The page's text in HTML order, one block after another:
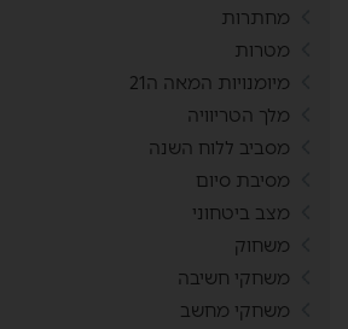
מחתרות
מטרות
מיומנויות המאה ה21
מלך הטריוויה
מסביב ללוח השנה
מסיבת סיום
מצב ביטחוני
משחוק
משחקי חשיבה
משחקי מחשב